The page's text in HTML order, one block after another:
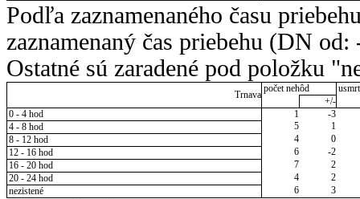
Podľa zaznamenaného času
zaznamenaný čas priebehu (DN
Ostatné sú zaradené pod položku
Trnava
počet nehôd
+/-
0 - 4 hod
1
-3
4 - 8 hod
5
1
8 - 12 hod
4
0
12 - 16 hod
6
-2
16 - 20 hod
7
2
20 - 24 hod
4
2
nezistené
6 3